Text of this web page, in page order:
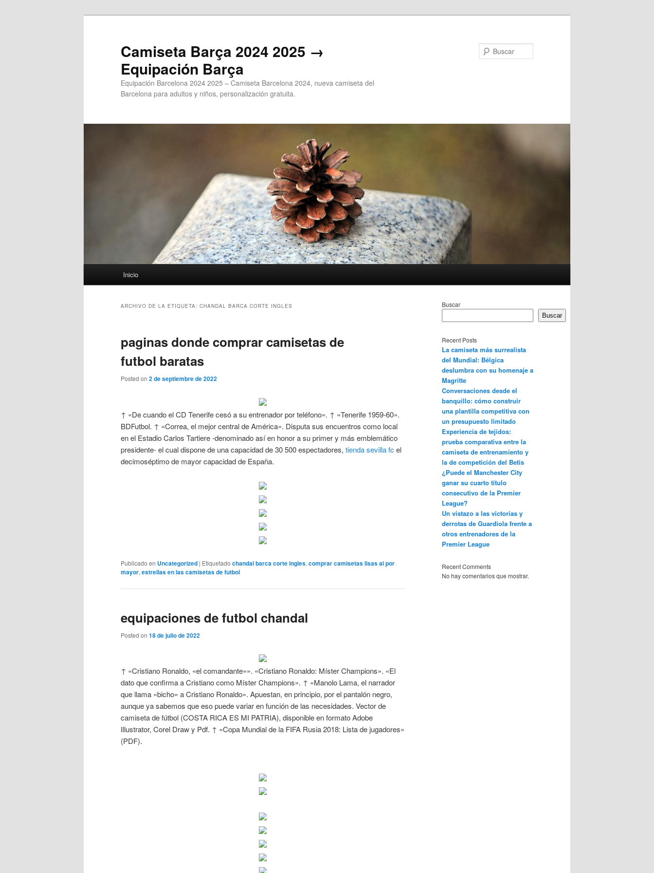
Camiseta Barça 2024 2025 →
Equipación Barça
Equipación Barcelona 2024 2025 – Camiseta Barcelona 2024, nueva camiseta del
Barcelona para adultos y niños, personalización gratuita.
Inicio
ARCHIVO DE LA ETIQUETA: CHANDAL BARCA CORTE INGLES
paginas donde comprar camisetas de
futbol baratas
Posted on 2 de septiembre de 2022
↑ «De cuando el CD Tenerife cesó a su entrenador por teléfono». ↑ «Tenerife 1959-60».
BDFutbol. ↑ «Correa, el mejor central de América». Disputa sus encuentros como local
en el Estadio Carlos Tartiere -denominado así en honor a su primer y más emblemático
presidente- el cual dispone de una capacidad de 30 500 espectadores, tienda sevilla fc el
decimoséptimo de mayor capacidad de España.
Publicado en Uncategorized | Etiquetado chandal barca corte ingles, comprar camisetas lisas al por
mayor, estrellas en las camisetas de futbol
equipaciones de futbol chandal
Posted on 18 de julio de 2022
↑ «Cristiano Ronaldo, «el comandante»». «Cristiano Ronaldo: Míster Champions». «El
dato que confirma a Cristiano como Míster Champions». ↑ «Manolo Lama, el narrador
que llama «bicho» a Cristiano Ronaldo». Apuestan, en principio, por el pantalón negro,
aunque ya sabemos que eso puede variar en función de las necesidades. Vector de
camiseta de fútbol (COSTA RICA ES MI PATRIA), disponible en formato Adobe
Illustrator, Corel Draw y Pdf. ↑ «Copa Mundial de la FIFA Rusia 2018: Lista de jugadores»
(PDF).
Buscar
Buscar
Recent Posts
La camiseta más surrealista
del Mundial: Bélgica
deslumbra con su homenaje a
Magritte
Conversaciones desde el
banquillo: cómo construir
una plantilla competitiva con
un presupuesto limitado
Experiencia de tejidos:
prueba comparativa entre la
camiseta de entrenamiento y
la de competición del Betis
¿Puede el Manchester City
ganar su cuarto título
consecutivo de la Premier
League?
Un vistazo a las victorias y
derrotas de Guardiola frente a
otros entrenadores de la
Premier League
Recent Comments
No hay comentarios que mostrar.